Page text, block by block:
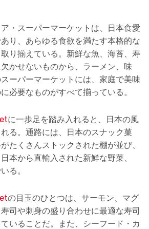
・スーパーマーケットは、日本食愛
り、あらゆる食欲を満たす本格的な
り揃えている。新鮮な魚、海苔、寿
かせないものから、ラーメン、味
ーパーマーケットには、家庭で美味
必要なものがすべて揃っている。
に一歩足を踏み入れると、日本の風
る。通路には、日本のスナック菓
たくさんストックされた棚が並び、
本から直輸入された新鮮な野菜、
る。
の目玉のひとつは、サーモン、マグ
司や刺身の盛り合わせに最適な寿司
いることだ。また、シーフード・カ